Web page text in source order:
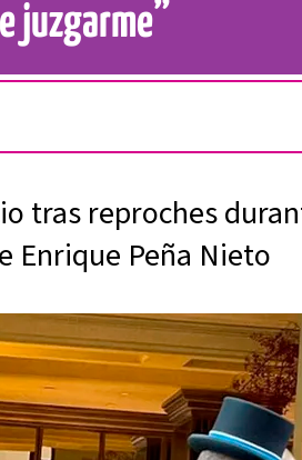
juzgarme”
tras reproches
Enrique Peña Nieto